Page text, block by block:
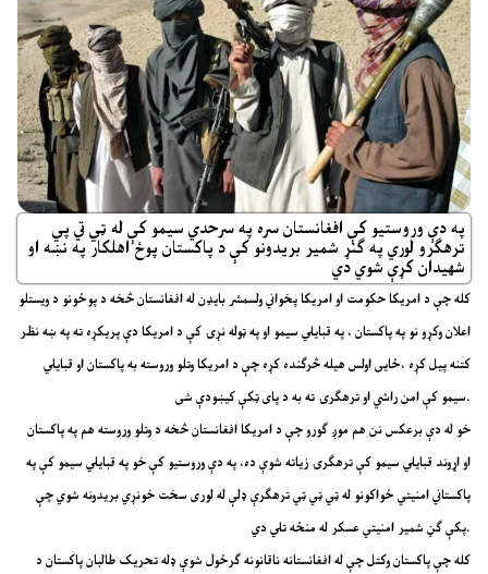
په دې وروستیو کې افغانستان سره په سرحدي سیمو کې له ټي تي پي
ترهګرو لوري په ګنړ شمیر بریدونو کې د پاکستان پوځ اهلکار په نښه او
شهیدان کړې شوي دي
کله چې د امریکا حکومت او امریکا پخواني ولسمشر بایډن له افغانستان څخه د پوځونو د ویستلو
اعلان وکړو نو په پاکستان ، په قبایلي سیمو او په ټوله نړۍ کې د امریکا دې پریکړه ته په ښه نظر
کتنه پیل کړه ،ځایی اولس هیله څرګنده کړه چې د امریکا وتلو وروسته به پاکستان او قبایلي
سیمو کې امن راشي او ترهګرۍ ته به د پای ټکې کیښودې شی.
خو له دې برعکس نن هم موږ ګورو چې د امریکا افغانستان څخه د وتلو وروسته هم په پاکستان
او اړوند قبایلي سیمو کې ترهګرۍ زیاته شوې ده، په دې وروستیو کې خو په قبایلي سیمو کې په
پاکستاني امنیتي ځواکونو له ټي ټي ټي ترهګرې ډلې له لوری سخت خونړي بریدونه شوي چې
پکې ګڼ شمیر امنیتي عسکر له منځه تلي دي.
کله چې پاکستان وکتل چې له افغانستانه ناقانونه ګرځول شوې ډله تحریک طالبان پاکستان د